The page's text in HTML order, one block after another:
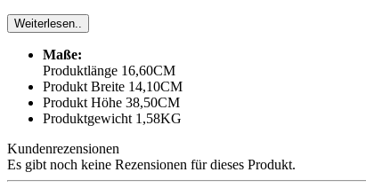
Weiterlesen..
Maße:
Produktlänge 16,60CM
Produkt Breite 14,10CM
Produkt Höhe 38,50CM
Produktgewicht 1,58KG
Kundenrezensionen
Es gibt noch keine Rezensionen für dieses Produkt.